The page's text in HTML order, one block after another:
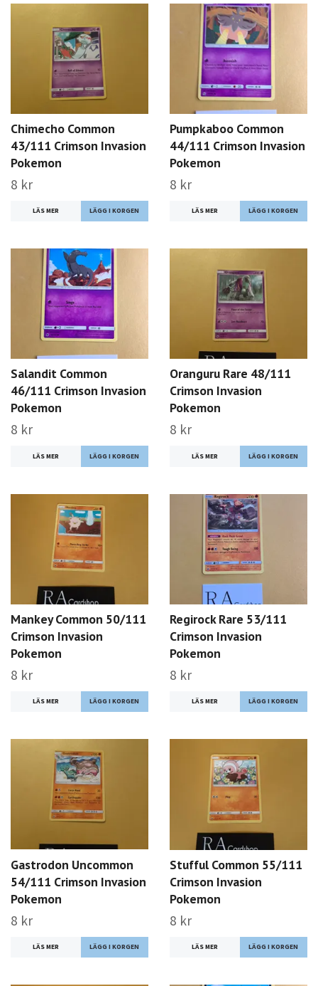
Chimecho Common
43/111 Crimson Invasion
Pokemon
8 kr
LÄS MER
Pumpkaboo Common
44/111 Crimson Invasion
Pokemon
8 kr
LÄS MER
Salandit Common
46/111 Crimson Invasion
Pokemon
8 kr
LÄS MER
Oranguru Rare 48/111
Crimson Invasion
Pokemon
8 kr
LÄS MER
Mankey Common 50/111
Crimson Invasion
Pokemon
8 kr
LÄS MER
Regirock Rare 53/111
Crimson Invasion
Pokemon
8 kr
LÄS MER
Gastrodon Uncommon
54/111 Crimson Invasion
Pokemon
8 kr
LÄS MER
Stufful Common 55/111
Crimson Invasion
Pokemon
8 kr
LÄS MER